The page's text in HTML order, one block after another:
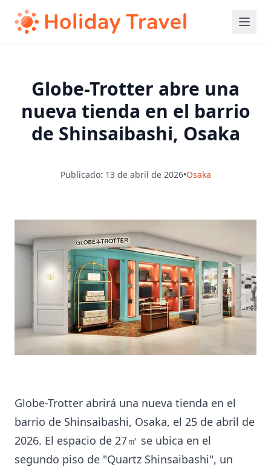
Globe-Trotter abre una
nueva tienda en el barrio
de Shinsaibashi, Osaka
Publicado: 13 de abril de 2026•Osaka
Globe-Trotter abrirá una nueva tienda en el
barrio de Shinsaibashi, Osaka, el 25 de abril de
2026. El espacio de 27㎡ se ubica en el
segundo piso de "Quartz Shinsaibashi", un